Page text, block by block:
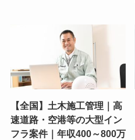
【全国】土木施工管理｜高
速道路・空港等の大型イン
フラ案件｜年収400～800万